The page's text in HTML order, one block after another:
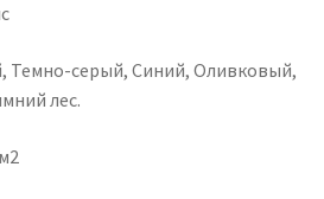
Темно-серый, Синий, Оливковый,
лес.